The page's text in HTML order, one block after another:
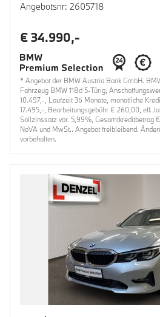
Angebotsnr: 2605718
€ 34.990,-
* Angebot der BMW Austria Bank GmbH.
Fahrzeug BMW 118d 5-Türig,
10.497,-, Laufzeit 36 Monate, monatliche
17.495,-, Bearbeitungsgebühr € 260,00, eff.
Sollzinssatz var. 5,99%, Gesamtkreditbetrag
NoVA und MwSt.. Angebot freibleibend.
vorbehalten.